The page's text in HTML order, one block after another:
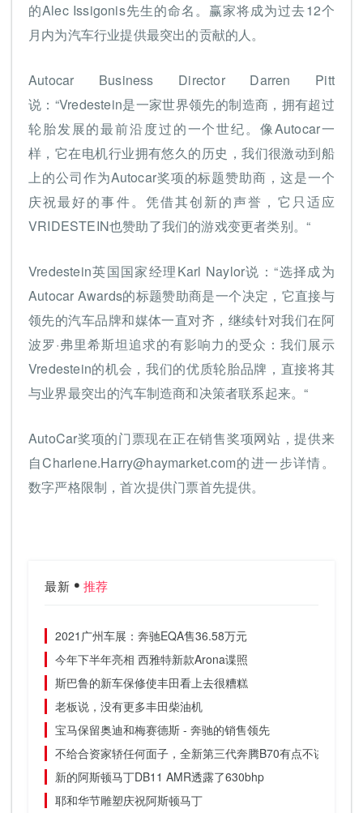
的Alec Issigonis先生的命名。赢家将成为过去12个
月内为汽车行业提供最突出的贡献的人。
Autocar Business Director Darren Pitt
说：“Vredestein是一家世界领先的制造商，拥有超过
轮胎发展的最前沿度过的一个世纪。像Autocar一
样，它在电机行业拥有悠久的历史，我们很激动到船
上的公司作为Autocar奖项的标题赞助商，这是一个
庆祝最好的事件。凭借其创新的声誉，它只适应
VRIDESTEIN也赞助了我们的游戏变更者类别。“
Vredestein英国国家经理Karl Naylor说：“选择成为
Autocar Awards的标题赞助商是一个决定，它直接与
领先的汽车品牌和媒体一直对齐，继续针对我们在阿
波罗·弗里希斯坦追求的有影响力的受众：我们展示
Vredestein的机会，我们的优质轮胎品牌，直接将其
与业界最突出的汽车制造商和决策者联系起来。“
AutoCar奖项的门票现在正在销售奖项网站，提供来
自Charlene.Harry@haymarket.com的进一步详情。
数字严格限制，首次提供门票首先提供。
最新 推荐
2021广州车展：奔驰EQA售36.58万元
今年下半年亮相 西雅特新款Arona谍照
斯巴鲁的新车保修使丰田看上去很糟糕
老板说，没有更多丰田柴油机
宝马保留奥迪和梅赛德斯 - 奔驰的销售领先
不给合资家轿任何面子，全新第三代奔腾B70有点不讲武德
新的阿斯顿马丁DB11 AMR透露了630bhp
耶和华节雕塑庆祝阿斯顿马丁